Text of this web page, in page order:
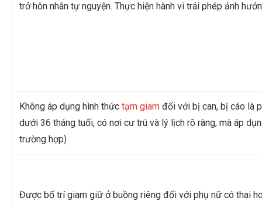
trở hôn nhân tự nguyện. Thực hiện hành vi trái phép ảnh
Không áp dụng hình thức tạm giam đối với bị can, bị cáo là
dưới 36 tháng tuổi, có nơi cư trú và lý lịch rõ ràng, mà áp
trường hợp)
Được bố trí giam giữ ở buồng riêng đối với phụ nữ có thai